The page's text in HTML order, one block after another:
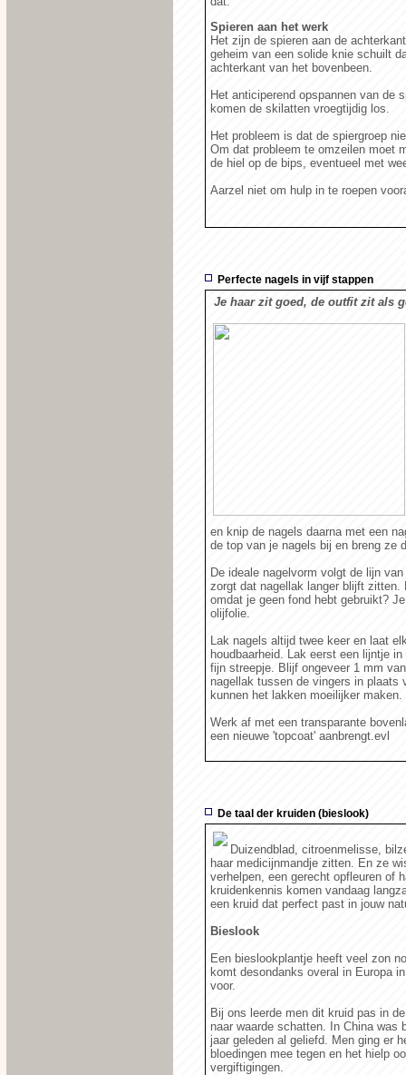
Spieren aan het werk
Het zijn de spieren aan de
geheim van een solide knie schuilt
achterkant van het bovenbeen.
Het anticiperend opspannen van de
komen de skilatten vroegtijdig los.
Het probleem is dat de spiergroep
Om dat probleem te omzeilen moet
de hiel op de bips, eventueel met
Aarzel niet om hulp in te roepen
Perfecte nagels in vijf stappen
Je haar zit goed, de outfit zit als
en knip de nagels daarna met een
de top van je nagels bij en breng ze
De ideale nagelvorm volgt de lijn
zorgt dat nagellak langer blijft zitten.
omdat je geen fond hebt gebruikt?
olijfolie.
Lak nagels altijd twee keer en laat
houdbaarheid. Lak eerst een lijntje
fijn streepje. Blijf ongeveer 1 mm
nagellak tussen de vingers in plaats
kunnen het lakken moeilijker maken.
Werk af met een transparante
een nieuwe 'topcoat' aanbrengt.evl
De taal der kruiden (bieslook)
Duizendblad, citroenmelisse,
haar medicijnmandje zitten. En ze
verhelpen, een gerecht opfleuren of
kruidenkennis komen vandaag
een kruid dat perfect past in jouw
Bieslook
Een bieslookplantje heeft veel zon
komt desondanks overal in Europa
voor.
Bij ons leerde men dit kruid pas in
naar waarde schatten. In China was
jaar geleden al geliefd. Men ging er
bloedingen mee tegen en het hielp
vergiftigingen.